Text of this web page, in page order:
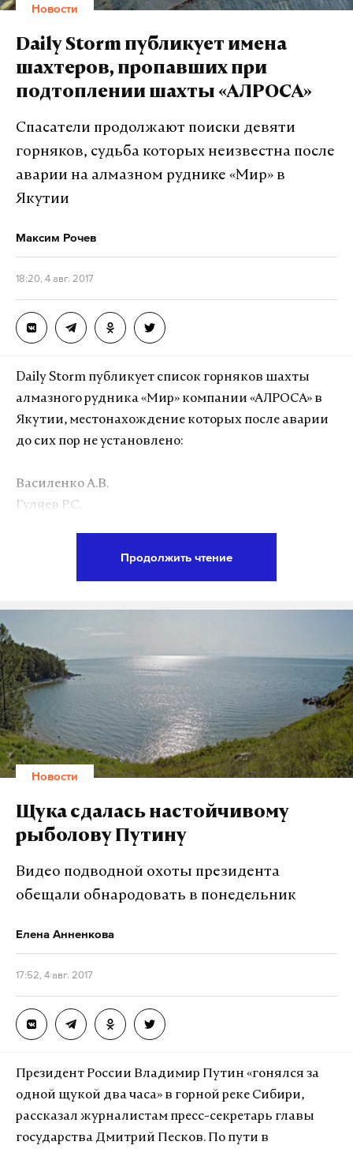
Новости
Daily Storm публикует имена
шахтеров, пропавших при
подтоплении шахты «АЛРОСА»
Спасатели продолжают поиски девяти
горняков, судьба которых неизвестна после
аварии на алмазном руднике «Мир» в
Якутии
Максим Рочев
18:20, 4 авг. 2017
Daily Storm публикует список горняков шахты
алмазного рудника «Мир» компании «АЛРОСА» в
Якутии, местонахождение которых после аварии
до сих пор не установлено:
Василенко А.В.
Гуляев Р.С.
Миронцев Г.А.
Неустроев М.Ю.
Мерзаев А.И.
Также, как стало известно Daily Storm, двоим из
эвакуированных шахтеров потребовалась
госпитализация. Это Абдазов Д.А. (длительное
сдавление правой нижней конечности, ушиб
правого бедра, правого коленного сустава;
состояние средней степени тяжести) и Уваров А.Ф.
(ушибленная рана четвертого пальца левой
стопы; состояние, близкое к
удовлетворительному).
Якутии были подняты на поверхность после
случившейся сегодня, 4 августа, аварии, судьба
еще девяти шахтеров неизвестна. На данный
момент сотрудники МЧС ведут поиски. Об этом
сообщил источник Daily Storm в оперативных
службах региона. Во время происшествия в шахте
Авария произошла в 10:30 по московскому
времени на насосной станции №2. Согласно
предварительным данным, внутрь попало около
Продолжить чтение
Новости
Щука сдалась настойчивому
рыболову Путину
Видео подводной охоты президента
обещали обнародовать в понедельник
Елена Анненкова
17:52, 4 авг. 2017
Президент России Владимир Путин «гонялся за
одной щукой два часа» в горной реке Сибири,
рассказал журналистам пресс-секретарь главы
государства Дмитрий Песков. По пути в